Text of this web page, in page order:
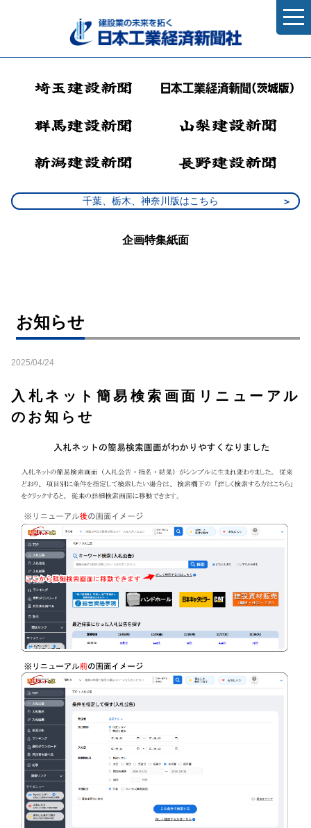
千葉、栃木、神奈川版はこちら
企画特集紙面
お知らせ
2025/04/24
入札ネット簡易検索画面リニューアル
のお知らせ